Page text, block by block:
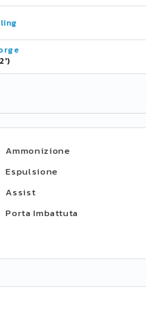
Ammonizione
Espulsione
Assist
Porta Imbattuta